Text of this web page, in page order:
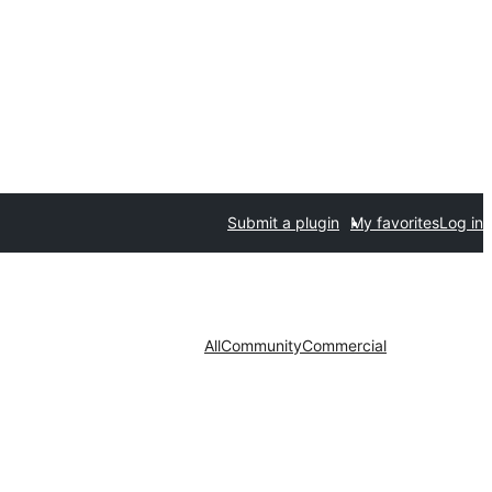
Submit a plugin My favoritesLog in
AllCommunityCommercial